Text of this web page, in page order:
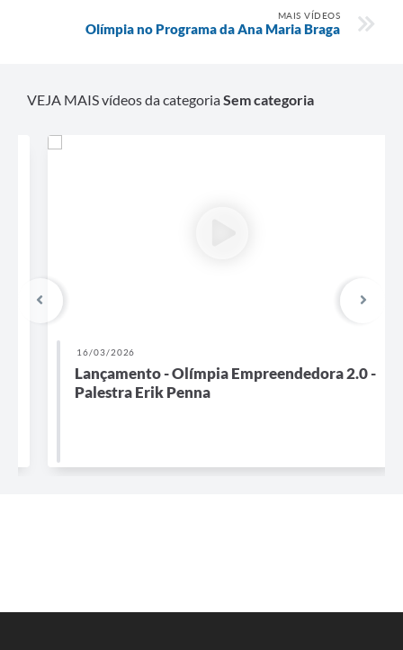
MAIS VÍDEOS
Olímpia no Programa da Ana Maria Braga
VEJA MAIS vídeos da categoriaSem categoria
16/03/2026
Lançamento - Olímpia Empreendedora 2.0 -
Palestra Erik Penna